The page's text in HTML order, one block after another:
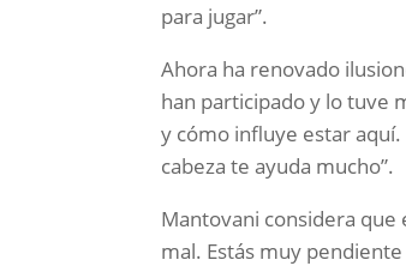
para jugar”.
Ahora ha renovado
han participado y lo tuve
y cómo influye estar
cabeza te ayuda mucho”.
Mantovani considera que
mal. Estás muy